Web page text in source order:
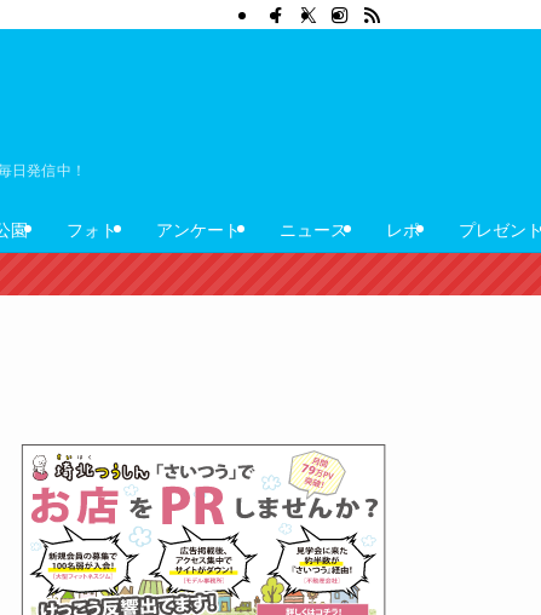
日発信中！
園 フォト アンケート ニュース レポ プレゼン